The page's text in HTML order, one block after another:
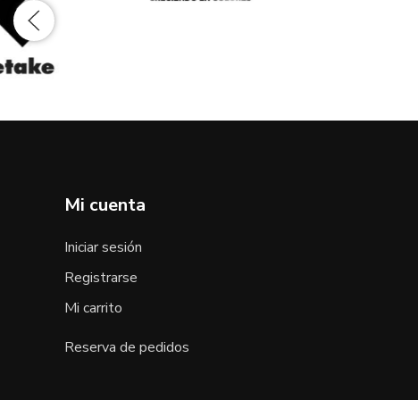
Mi cuenta
Iniciar sesión
Registrarse
Mi carrito
Reserva de pedidos